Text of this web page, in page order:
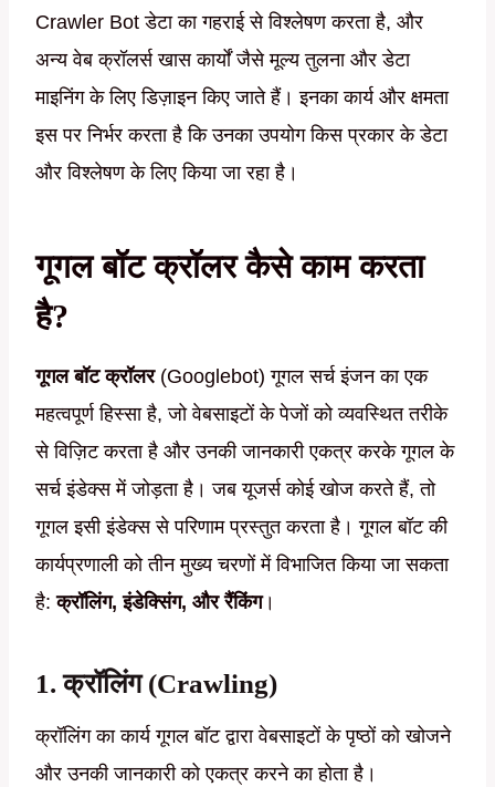
Crawler Bot डेटा का गहराई से विश्लेषण करता है, और
अन्य वेब क्रॉलर्स खास कार्यों जैसे मूल्य तुलना और डेटा
माइनिंग के लिए डिज़ाइन किए जाते हैं। इनका कार्य और क्षमता
इस पर निर्भर करता है कि उनका उपयोग किस प्रकार के डेटा
और विश्लेषण के लिए किया जा रहा है।
गूगल बॉट क्रॉलर कैसे काम करता
है?
गूगल बॉट क्रॉलर(Googlebot) गूगल सर्च इंजन का एक
महत्वपूर्ण हिस्सा है, जो वेबसाइटों के पेजों को व्यवस्थित तरीके
से विज़िट करता है और उनकी जानकारी एकत्र करके गूगल के
सर्च इंडेक्स में जोड़ता है। जब यूजर्स कोई खोज करते हैं, तो
गूगल इसी इंडेक्स से परिणाम प्रस्तुत करता है। गूगल बॉट की
कार्यप्रणाली को तीन मुख्य चरणों में विभाजित किया जा सकता
है:क्रॉलिंग, इंडेक्सिंग, और रैंकिंग।
1. क्रॉलिंग (Crawling)
क्रॉलिंग का कार्य गूगल बॉट द्वारा वेबसाइटों के पृष्ठों को खोजने
और उनकी जानकारी को एकत्र करने का होता है।